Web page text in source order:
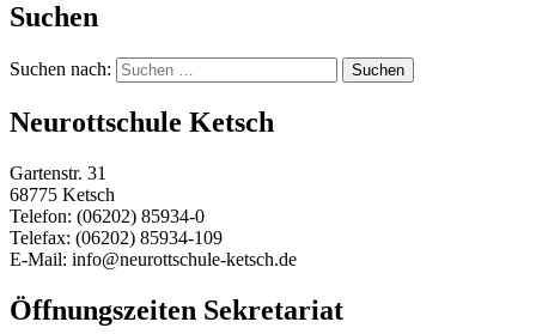
Suchen
Suchen nach:
Neurottschule Ketsch
Gartenstr. 31
68775 Ketsch
Telefon: (06202) 85934-0
Telefax: (06202) 85934-109
E-Mail: info@neurottschule-ketsch.de
Öffnungszeiten Sekretariat